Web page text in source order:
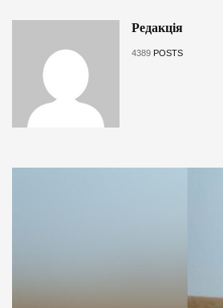
Редакція
4389 POSTS